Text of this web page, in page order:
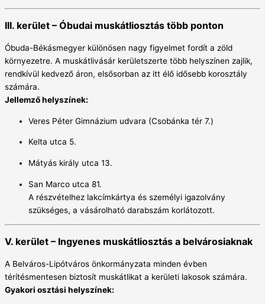
III. kerület – Óbudai muskátliosztás több ponton
Óbuda-Békásmegyer különösen nagy figyelmet fordít a zöld
környezetre. A muskátlivásár kerületszerte több helyszínen zajlik,
rendkívül kedvező áron, elsősorban az itt élő idősebb korosztály
számára.
Jellemző helyszínek:
Veres Péter Gimnázium udvara (Csobánka tér 7.)
Kelta utca 5.
Mátyás király utca 13.
San Marco utca 81.
A részvételhez lakcímkártya és személyi igazolvány
szükséges, a vásárolható darabszám korlátozott.
V. kerület – Ingyenes muskátliosztás a belvárosiaknak
A Belváros-Lipótváros önkormányzata minden évben
térítésmentesen biztosít muskátlikat a kerületi lakosok számára.
Gyakori osztási helyszínek: